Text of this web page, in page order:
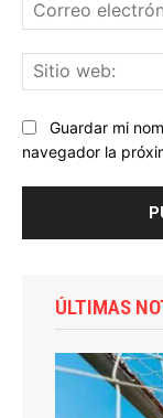
Guardar mi
navegador la
ÚLTIMAS